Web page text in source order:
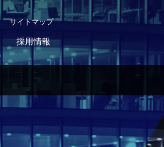
サイトマップ
採用情報